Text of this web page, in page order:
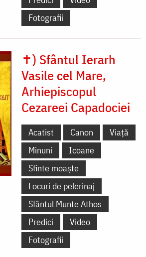
Fotografii
✝) Sfântul Ierarh
Vasile cel Mare,
Arhiepiscopul
Cezareei Capadociei
Acatist Canon
Viață
Minuni
Icoane
Sfinte moaște
Locuri de pelerinaj
Sfântul Munte Athos
Predici
Video
Fotografii